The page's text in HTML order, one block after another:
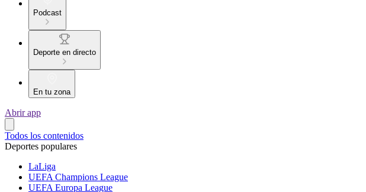
Podcast
Deporte en directo
En tu zona
Abrir app
Todos los contenidos
Deportes populares
LaLiga
UEFA Champions League
UEFA Europa League